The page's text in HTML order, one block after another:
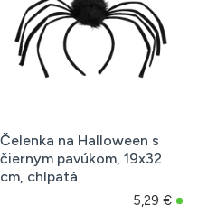
Čelenka na Halloween s
čiernym pavúkom, 19x32
cm, chlpatá
5,29 €